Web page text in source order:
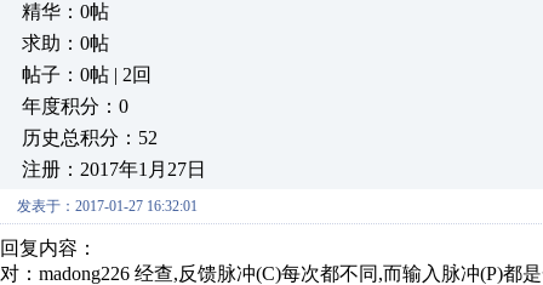
精华：0帖
求助：0帖
帖子：0帖 | 2回
年度积分：0
历史总积分：52
注册：2017年1月27日
发表于：2017-01-27 16:32:01
回复内容：
对：madong226 经查,反馈脉冲(C)每次都不同,而输入脉冲(P)